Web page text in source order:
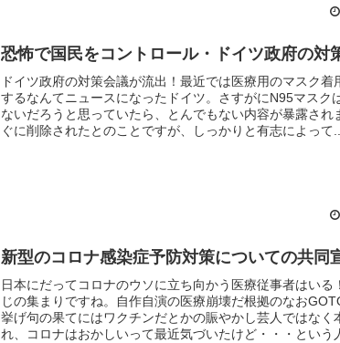
恐怖で国民をコントロール・ドイツ政府の対
ドイツ政府の対策会議が流出！最近では医療用のマスク着
するなんてニュースになったドイツ。さすがにN95マスク
ないだろうと思っていたら、とんでもない内容が暴露され
ぐに削除されたとのことですが、しっかりと有志によって...
新型のコロナ感染症予防対策についての共同
日本にだってコロナのウソに立ち向かう医療従事者はいる
じの集まりですね。自作自演の医療崩壊だ根拠のなお
挙げ句の果てにはワクチンだとかの賑やかし芸人ではなく
れ、コロナはおかしいって最近気づいたけど・・・という